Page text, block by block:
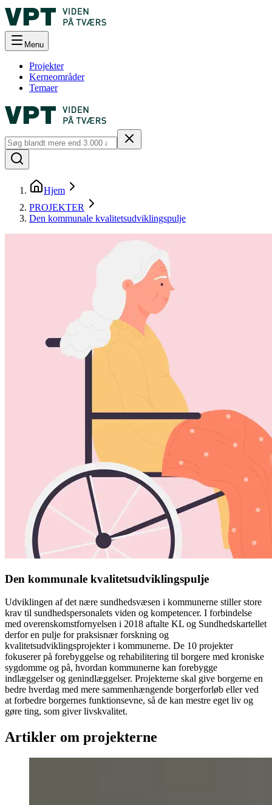
Menu
Projekter
Kerneområder
Temaer
Hjem
PROJEKTER
Den kommunale kvalitetsudviklingspulje
Den kommunale kvalitetsudviklingspulje
Udviklingen af det nære sundhedsvæsen i kommunerne stiller store
krav til sundhedspersonalets viden og kompetencer. I forbindelse
med overenskomstfornyelsen i 2018 aftalte KL og Sundhedskartellet
derfor en pulje for praksisnær forskning og
kvalitetsudviklingsprojekter i kommunerne. De 10 projekter
fokuserer på forebyggelse og rehabilitering til borgere med kroniske
sygdomme og på, hvordan kommunerne kan forebygge
indlæggelser og genindlæggelser. Projekterne skal give borgerne en
bedre hverdag med mere sammenhængende borgerforløb eller ved
at forbedre borgernes funktionsevne, så de kan mestre eget liv og
gøre ting, som giver livskvalitet.
Artikler om projekterne